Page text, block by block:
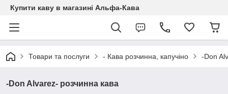
Купити каву в магазині Альфа-Кава
Товари та послуги - Кава розчинна, капучіно -Don
-Don Alvarez- розчинна кава